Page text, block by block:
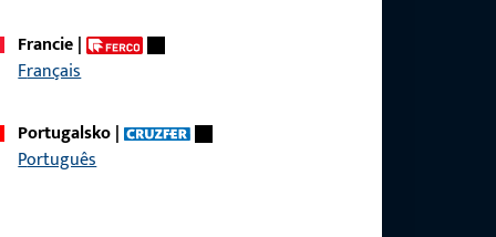
produktů, aplikací a projektů. Stačí nás
Francie|
Français
Portugalsko|
Português